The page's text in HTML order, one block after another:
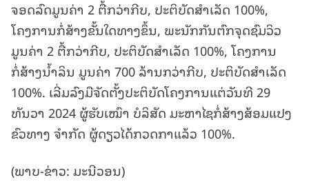
ຈອດລົດມູນຄ່າ 2 ຕື້ກວ່າກີບ, ປະຕິບັດສຳເລັດ 100%,
ໂຄງການກໍ່ສ້າງຂັ້ນໃດທາງຂຶ້ນ, ພະນັກກັນຕົກຈຸດຊົມວິວ
ມູນຄ່າ 2 ຕື້ກວ່າກີບ, ປະຕິບັດສຳເລັດ 100%, ໂຄງການ
ກໍ່ສ້າງນໍ້າລິນ ມູນຄ່າ 700 ລ້ານກວ່າກີບ, ປະຕິບັດສຳເລັດ
100%. ເລີ່ມລົງມືຈັດຕັ້ງປະຕິບັດໂຄງການແຕ່ວັນທີ 29
ທັນວາ 2024 ຜູ້ຮັບເໝົາ ບໍລິສັດ ມະຫາໄຊກໍ່ສ້າງສ້ອມແປງ
ຂົວທາງ ຈຳກັດ ຜູ້ດຽວໄດ້ກວດກາແລ້ວ 100%.
(ພາບ-ຂ່າວ: ມະນີວອນ)